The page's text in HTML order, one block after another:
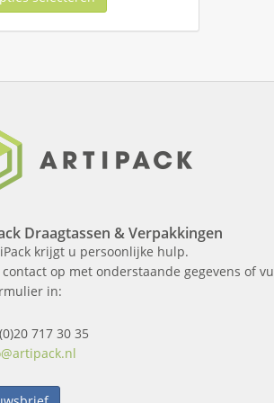
Draagtassen & Verpakkingen
krijgt u persoonlijke hulp.
contact op met onderstaande gegevens of
in:
717 30 35